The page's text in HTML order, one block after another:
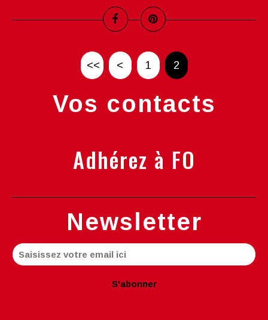
<< < 1 2
Newsletter
Vos contacts
Adhérez à FO